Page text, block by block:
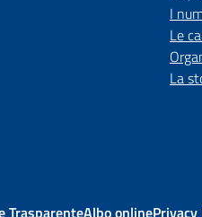
I
Le
La
TrasparenteAlbo onlinePrivacy